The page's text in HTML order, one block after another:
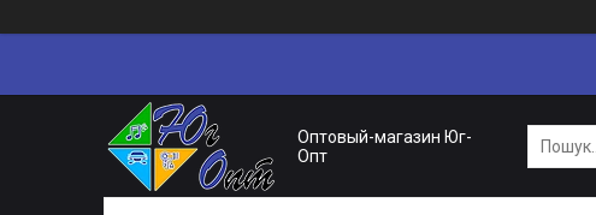
Оптовый-магазин Юг-
Опт